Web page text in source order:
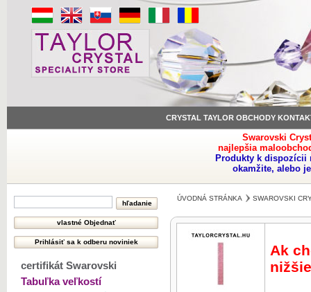
CRYSTAL TAYLOR OBCHODY
Swarovski
najlepšia
Produkty k dispozícii
okamžite, alebo
certifikát Swarovski
Tabuľka veľkostí
ÚVODNÁ STRÁNKA SWAROVSKI
Ak